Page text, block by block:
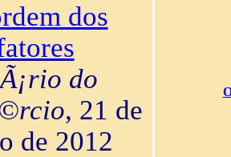
dos
do
, 21 de
de 2012